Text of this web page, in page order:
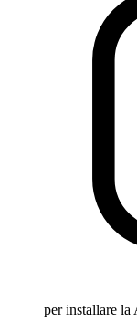
per installare la